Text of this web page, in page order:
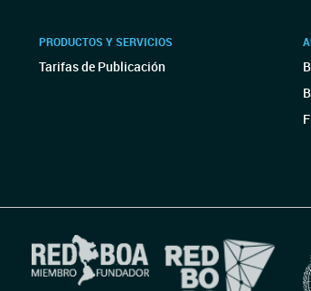
PRODUCTOS Y SERVICIOS
Tarifas de Publicación